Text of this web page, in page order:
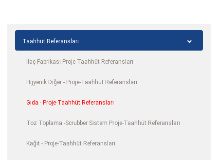
Taahhüt Referansları
İlaç Fabrikası Proje-Taahhüt Referansları
Hijyenik Diğer - Proje-Taahhüt Referansları
Gıda - Proje-Taahhüt Referansları
Toz Toplama -Scrubber Sistem Proje-Taahhüt Referansları
Kağıt - Proje-Taahhüt Referansları